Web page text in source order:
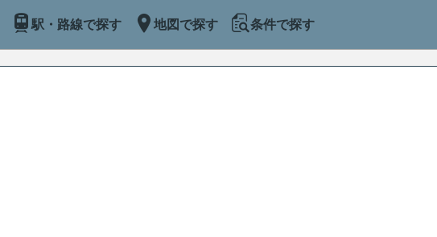
駅・路線で探す 地図で探す 条件で探す